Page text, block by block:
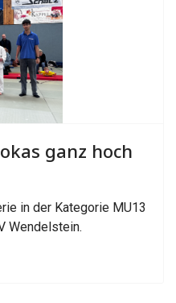
ganz hoch
in der Kategorie MU13
Wendelstein.